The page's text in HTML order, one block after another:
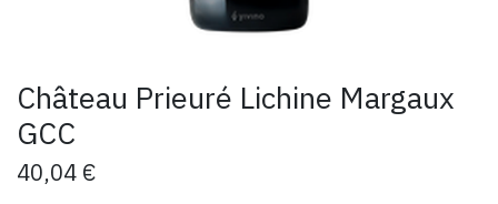
Château Prieuré Lichine Margaux
GCC
40,04 €